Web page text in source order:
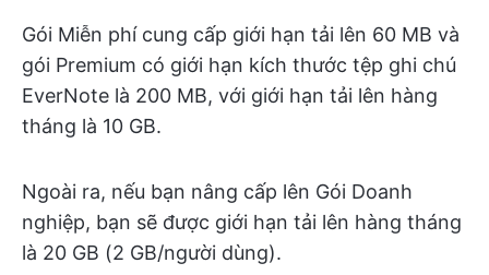
Gói Miễn phí cung cấp giới hạn tải lên 60 MB và
gói Premium có giới hạn kích thước tệp ghi chú
EverNote là 200 MB, với giới hạn tải lên hàng
tháng là 10 GB.
Ngoài ra, nếu bạn nâng cấp lên Gói Doanh
nghiệp, bạn sẽ được giới hạn tải lên hàng tháng
là 20 GB (2 GB/người dùng).